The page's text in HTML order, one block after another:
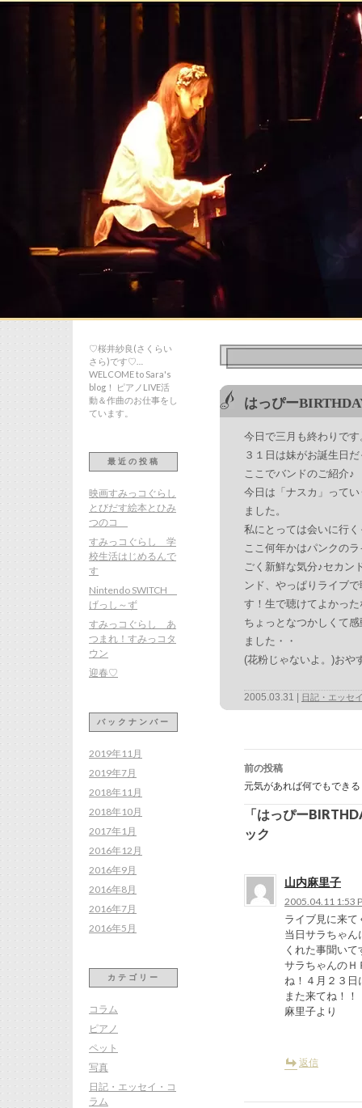
はっぴー
今日で三月も終わりです
３１日は妹がお誕生日
ここでバンドのご紹介♪
今日は「ナスカ」って
ました。
私にとっては会いに行
ここ何年かはパンクの
ごく新鮮な気分♪セカン
ンド、やっぱりライブ
す！生で聴けてよかっ
ちょっとなつかしくて
ました・・
(花粉じゃないよ。)おや
2005.03.31 日記・エッセ
投
稿
ナ
ビ
ゲ
シ
ョ
前の投稿
元気があれば何でもでき
「はっぴー
ック
山内麻里子
2005.04.11 1:53
ライブ見に来
当日サラちゃ
くれた事聞い
サラちゃんのＨ
ね！４月２３
また来てね！！
麻里子より
返信
♡桜井紗良(さくらい
さら)です♡…
WELCOME to Sara's
blog！ ピアノLIVE活
動＆作曲のお仕事をし
ています。
最近の投稿
映画すみっコぐらし
とびだす絵本とひみ
つのコ
すみっコぐらし 学
校生活はじめるんで
す
Nintendo SWITCH
げっし～ず
すみっコぐらし あ
つまれ！すみっコタ
ウン
迎春♡
バックナンバー
2019年11月
2019年7月
2018年11月
2018年10月
2017年1月
2016年12月
2016年9月
2016年8月
2016年7月
2016年5月
カテゴリー
コラム
ピアノ
ペット
写真
日記・エッセイ・コ
ラム